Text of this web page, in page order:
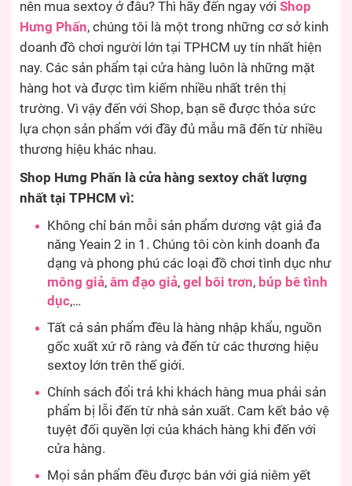
nên mua sextoy ở đâu? Thì hãy đến ngay với Shop
Hưng Phấn, chúng tôi là một trong những cơ sở kinh
doanh đồ chơi người lớn tại TPHCM uy tín nhất hiện
nay. Các sản phẩm tại cửa hàng luôn là những mặt
hàng hot và được tìm kiếm nhiều nhất trên thị
trường. Vì vậy đến với Shop, bạn sẽ được thỏa sức
lựa chọn sản phẩm với đầy đủ mẫu mã đến từ nhiều
thương hiệu khác nhau.
Shop Hưng Phấn là cửa hàng sextoy chất lượng
nhất tại TPHCM vì:
Không chỉ bán mỗi sản phẩm dương vật giả đa
năng Yeain 2 in 1. Chúng tôi còn kinh doanh đa
dạng và phong phú các loại đồ chơi tình dục như
mông giả, âm đạo giả, gel bôi trơn, búp bê tình
dục,…
Tất cả sản phẩm đều là hàng nhập khẩu, nguồn
gốc xuất xứ rõ ràng và đến từ các thương hiệu
sextoy lớn trên thế giới.
Chính sách đổi trả khi khách hàng mua phải sản
phẩm bị lỗi đến từ nhà sản xuất. Cam kết bảo vệ
tuyệt đối quyền lợi của khách hàng khi đến với
cửa hàng.
Mọi sản phẩm đều được bán với giá niêm yết